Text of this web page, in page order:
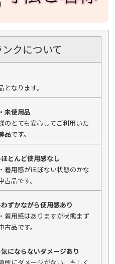
クについて
となります。
未使用品
のとても安心してご利用いた
品です。
とんど使用感なし
着用感がほぼない状態のかな
古品です。
ずかながら使用感あり
着用感はありますが状態まず
古品です。
にならないダメージあり